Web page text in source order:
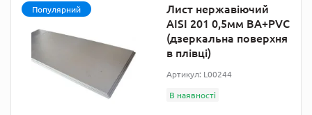
Популярний
Лист нержавіючий
AISI 201 0,5мм ВА+PVC
(дзеркальна поверхня
в плівці)
Артикул: L00244
В наявності